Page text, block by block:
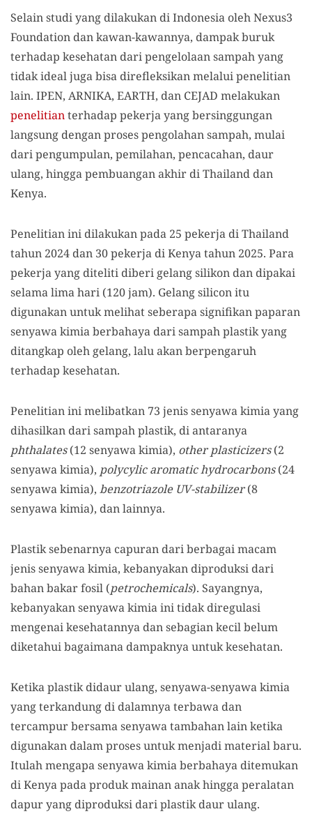
Selain studi yang dilakukan di Indonesia oleh Nexus3
Foundation dan kawan-kawannya, dampak buruk
terhadap kesehatan dari pengelolaan sampah yang
tidak ideal juga bisa direfleksikan melalui penelitian
lain. IPEN, ARNIKA, EARTH, dan CEJAD melakukan
penelitianterhadap pekerja yang bersinggungan
langsung dengan proses pengolahan sampah, mulai
dari pengumpulan, pemilahan, pencacahan, daur
ulang, hingga pembuangan akhir di Thailand dan
Kenya.
Penelitian ini dilakukan pada 25 pekerja di Thailand
tahun 2024 dan 30 pekerja di Kenya tahun 2025. Para
pekerja yang diteliti diberi gelang silikon dan dipakai
selama lima hari (120 jam). Gelang silicon itu
digunakan untuk melihat seberapa signifikan paparan
senyawa kimia berbahaya dari sampah plastik yang
ditangkap oleh gelang, lalu akan berpengaruh
terhadap kesehatan.
Penelitian ini melibatkan 73 jenis senyawa kimia yang
dihasilkan dari sampah plastik, di antaranya
phthalates(12 senyawa kimia), other plasticizers(2
senyawa kimia), polycylic aromatic hydrocarbons(24
senyawa kimia), benzotriazole UV-stabilizer(8
senyawa kimia), dan lainnya.
Plastik sebenarnya capuran dari berbagai macam
jenis senyawa kimia, kebanyakan diproduksi dari
bahan bakar fosil (petrochemicals). Sayangnya,
kebanyakan senyawa kimia ini tidak diregulasi
mengenai kesehatannya dan sebagian kecil belum
diketahui bagaimana dampaknya untuk kesehatan.
Ketika plastik didaur ulang, senyawa-senyawa kimia
yang terkandung di dalamnya terbawa dan
tercampur bersama senyawa tambahan lain ketika
digunakan dalam proses untuk menjadi material baru.
Itulah mengapa senyawa kimia berbahaya ditemukan
di Kenya pada produk mainan anak hingga peralatan
dapur yang diproduksi dari plastik daur ulang.